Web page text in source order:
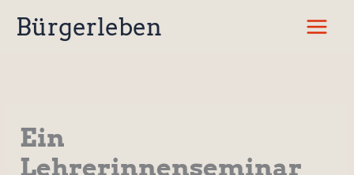
InhaltBürgerleben
Ein
Lehrerinnenseminar